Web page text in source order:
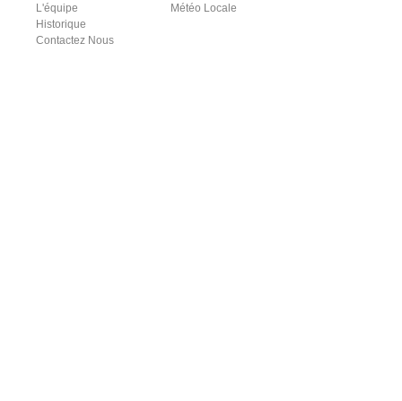
L'équipe
Historique
Contactez Nous
Météo Locale